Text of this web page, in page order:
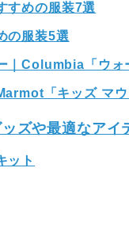
すめの服装7選
の服装5選
Columbia「ウォ
「キッズ マウ
ズや最適なアイ
ット